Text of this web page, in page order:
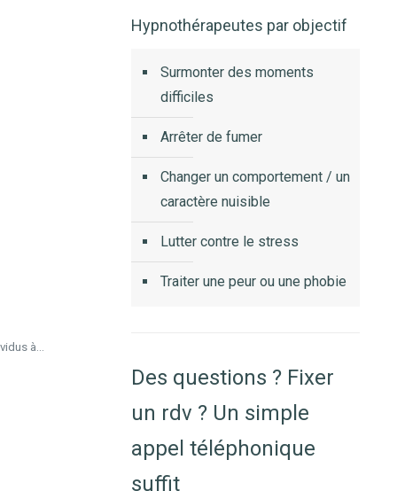
à...
Hypnothérapeutes par objectif
Surmonter des moments
difficiles
Arrêter de fumer
Changer un comportement / un
caractère nuisible
Lutter contre le stress
Traiter une peur ou une phobie
Des questions ? Fixer
un rdv ? Un simple
appel téléphonique
suffit